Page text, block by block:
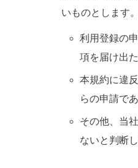
いものとします。
利用登録の
項を届け出
本規約に違
らの申請で
その他、当
ないと判断